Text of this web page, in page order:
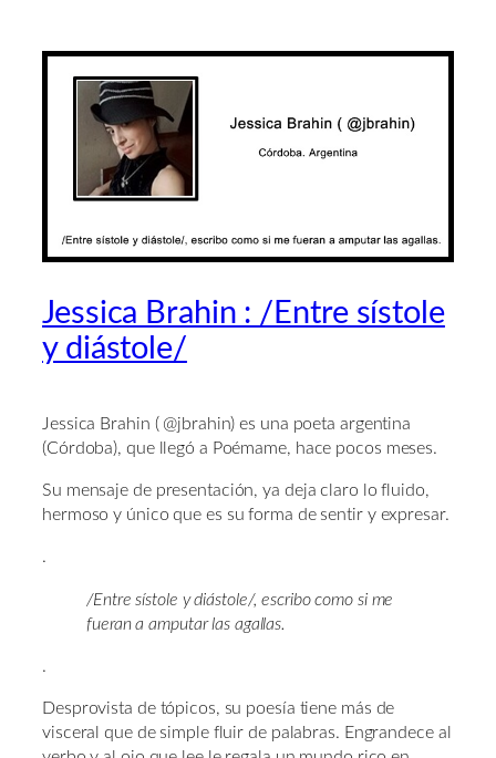
Jessica Brahin : /Entre sístole
y diástole/
Jessica Brahin ( @jbrahin) es una poeta argentina
(Córdoba), que llegó a Poémame, hace pocos meses.
Su mensaje de presentación, ya deja claro lo fluido,
hermoso y único que es su forma de sentir y expresar.
.
/Entre sístole y diástole/, escribo como si me
fueran a amputar las agallas.
.
Desprovista de tópicos, su poesía tiene más de
visceral que de simple fluir de palabras. Engrandece al